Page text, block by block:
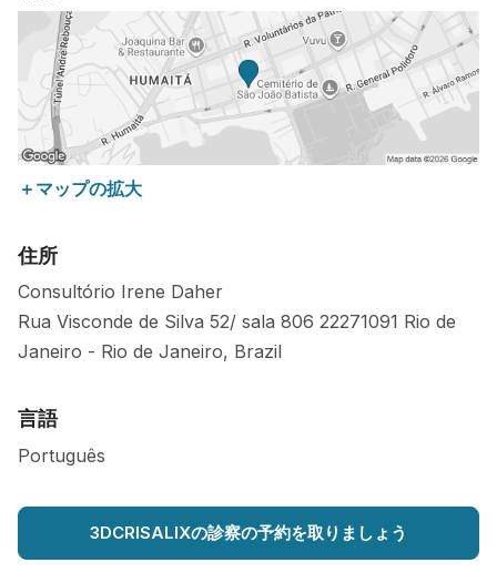
＋マップの拡大
住所
Consultório Irene Daher
Rua Visconde de Silva 52/ sala 806 22271091 Rio de
Janeiro - Rio de Janeiro, Brazil
言語
Português
3DCRISALIXの診察の予約を取りましょう